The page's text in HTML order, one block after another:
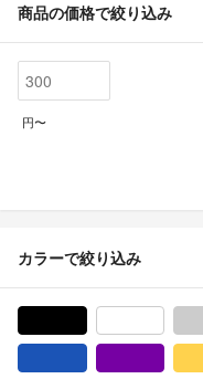
商品の価格で絞り込み
円〜
カラーで絞り込み